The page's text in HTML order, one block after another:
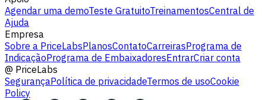
Agendar uma demoTeste GratuitoTreinamentosCentral de
Ajuda
Empresa
Sobre a PriceLabsPlanosContatoCarreirasPrograma de
IndicaçãoPrograma de EmbaixadoresEntrarCriar conta
@ PriceLabs
SegurançaPolítica de privacidadeTermos de usoCookie
Policy